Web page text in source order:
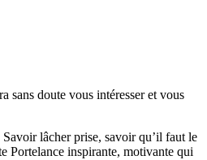
sans doute vous intéresser et vous
lâcher prise, savoir qu’il faut le
Portelance inspirante, motivante qui